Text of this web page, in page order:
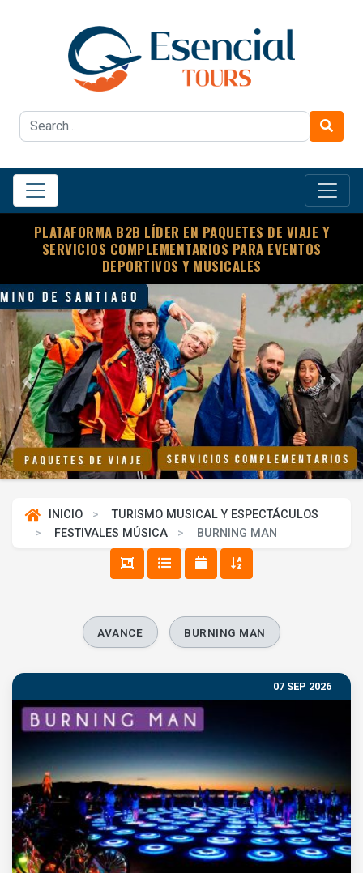
PLATAFORMA B2B LÍDER EN PAQUETES DE VIAJE Y
SERVICIOS COMPLEMENTARIOS PARA EVENTOS
DEPORTIVOS Y MUSICALES
Previous Next
INICIO
TURISMO MUSICAL Y ESPECTÁCULOS
FESTIVALES MÚSICA
BURNING MAN
AVANCE BURNING MAN
07 SEP 2026